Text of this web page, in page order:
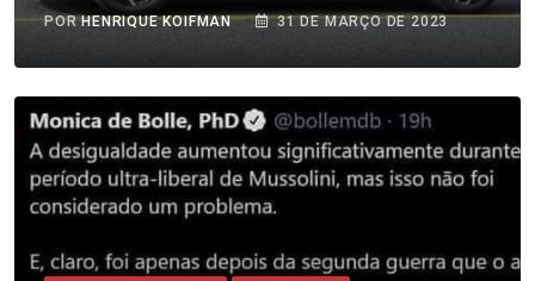
PORHENRIQUE KOIFMAN 31 DE MARÇO DE 2023